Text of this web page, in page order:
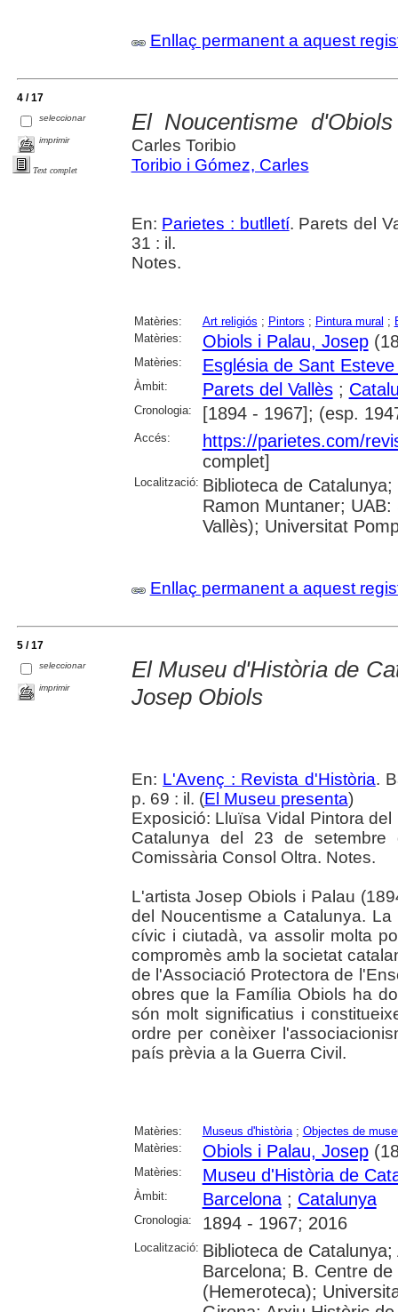
Enllaç permanent a aquest
4 / 17
seleccionar
imprimir
Text complet
El Noucentisme
Carles Toribio
Toribio i Gómez, Carles
En: Parietes : butlletí. Parets del
31 : il.
Notes.
Matèries: Art religiós ; Pintors ; Pintura mural ;
Matèries:
Obiols i Palau, Josep
Matèries: Església de Sant
Àmbit: Parets del Vallès;
Cronologia: [1894 - 1967]; (esp.
Accés:
https://parietes.com/
complet]
Localització: Biblioteca de
Ramon Muntaner; UAB:
Vallès); Universitat
Enllaç permanent a aquest
5 / 17
seleccionar
imprimir
El Museu d'Història de
Josep Obiols
En: L'Avenç : Revista d'Història.
p. 69 : il. (El Museu presenta)
Exposició: Lluïsa Vidal Pintora
Catalunya del 23 de
Comissària Consol Oltra. Notes.
L'artista Josep Obiols i Palau
del Noucentisme a Catalunya.
cívic i ciutadà, va assolir molta
compromès amb la societat
de l'Associació Protectora de
obres que la Família Obiols ha
són molt significatius i
ordre per conèixer
país prèvia a la Guerra Civil.
Matèries: Museus d'història; Objectes de
Matèries:
Obiols i Palau, Josep
Matèries: Museu d'Història de
Àmbit: Barcelona; Catalunya
Cronologia: 1894 - 1967; 2016
Localització: Biblioteca de
Barcelona; B. Centre
(Hemeroteca);